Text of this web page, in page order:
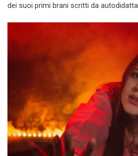
dei suoi primi brani scritti da autodidatta.